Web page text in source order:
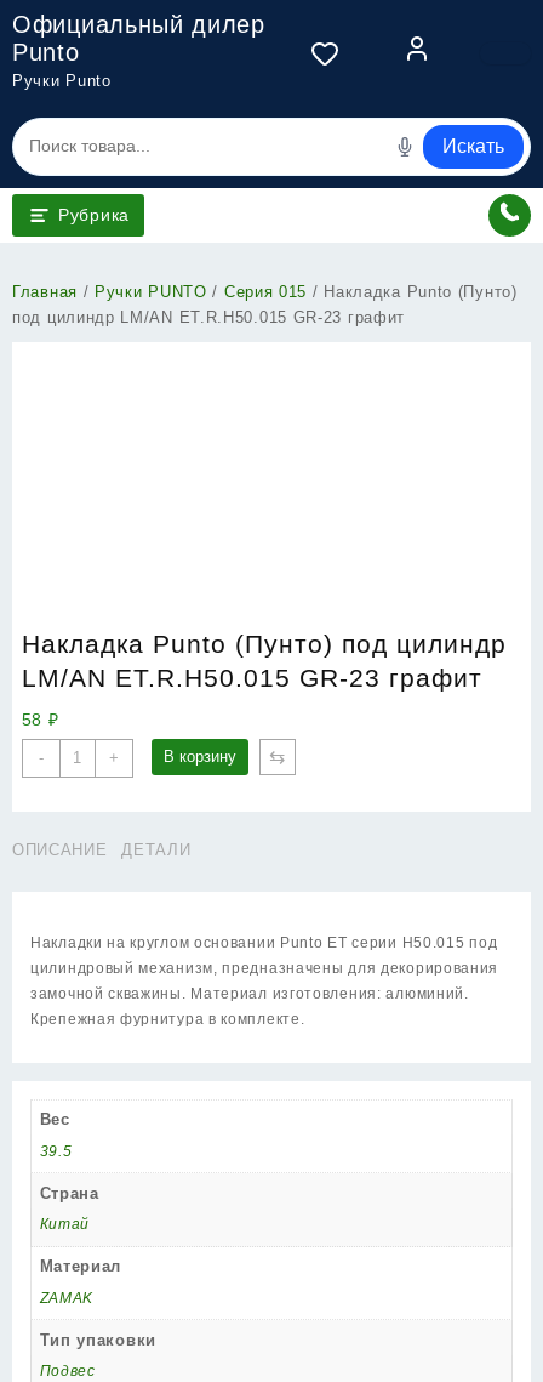
Перейти
содержимому
Официальный дилер
Punto
Ручки Punto
Искать
Рубрика
Главная / Ручки PUNTO / Серия 015 / Накладка Punto (Пунто)
под цилиндр LM/AN ET.R.H50.015 GR-23 графит
Накладка Punto (Пунто) под цилиндр
LM/AN ET.R.H50.015 GR-23 графит
58 ₽
-
Количество
товара
(Пунто)
ET.R.H50.015
GR-
+ В корзину ⇆
ОПИСАНИЕ ДЕТАЛИ
Накладки на круглом основании Punto ET серии H50.015 под
цилиндровый механизм, предназначены для декорирования
замочной скважины. Материал изготовления: алюминий.
Крепежная фурнитура в комплекте.
Вес
39.5
Страна
Китай
Материал
ZAMAK
Тип упаковки
Подвес